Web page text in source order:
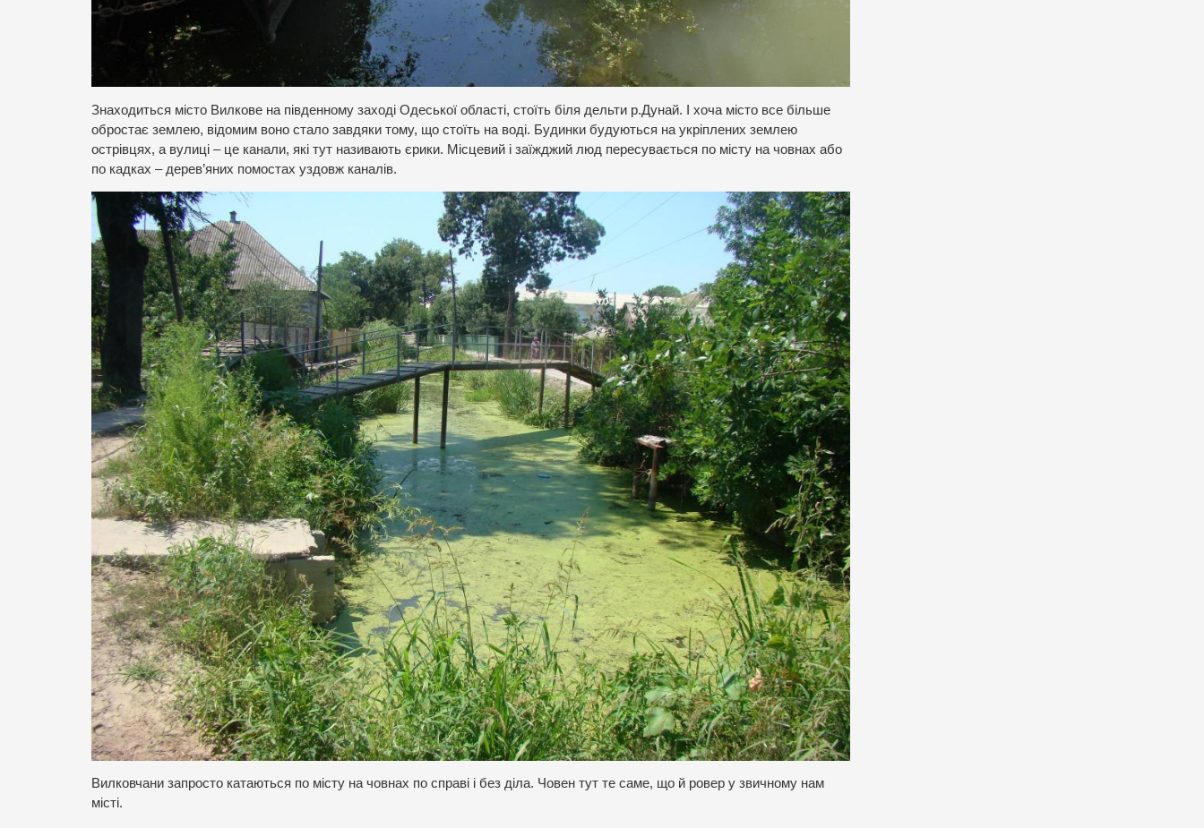
Знаходиться місто Вилкове на південному заході Одеської області, стоїть біля дельти р.Дунай. І хоча місто все більше
обростає землею, відомим воно стало завдяки тому, що стоїть на воді. Будинки будуються на укріплених землею
острівцях, а вулиці – це канали, які тут називають єрики. Місцевий і заїжджий люд пересувається по місту на човнах або
по кадках – дерев’яних помостах уздовж каналів.
Вилковчани запросто катаються по місту на човнах по справі і без діла. Човен тут те саме, що й ровер у звичному нам
місті.